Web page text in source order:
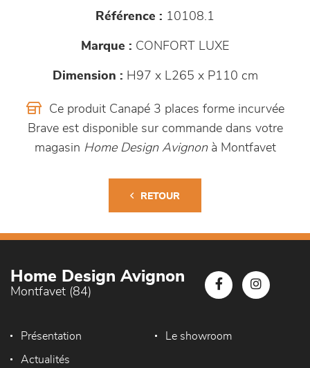
Référence : 10108.1
Marque : CONFORT LUXE
Dimension : H97 x L265 x P110 cm
Ce produit Canapé 3 places forme incurvée
Brave est disponible sur commande dans votre
magasin Home Design Avignonà Montfavet
RETOUR
Home Design Avignon
Montfavet (84)
Présentation Le showroom
Actualités